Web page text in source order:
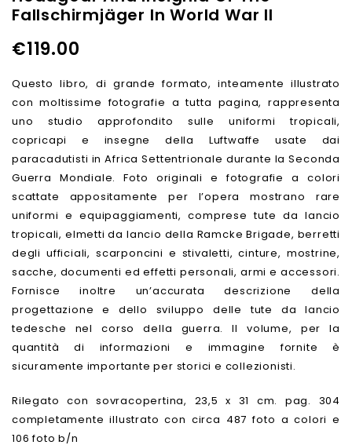
Fallschirmjäger In World War II
€119.00
Questo libro, di grande formato, inteamente illustrato
con moltissime fotografie a tutta pagina, rappresenta
uno studio approfondito sulle uniformi tropicali,
copricapi e insegne della Luftwaffe usate dai
paracadutisti in Africa Settentrionale durante la Seconda
Guerra Mondiale. Foto originali e fotografie a colori
scattate appositamente per l’opera mostrano rare
uniformi e equipaggiamenti, comprese tute da lancio
tropicali, elmetti da lancio della Ramcke Brigade, berretti
degli ufficiali, scarponcini e stivaletti, cinture, mostrine,
sacche, documenti ed effetti personali, armi e accessori.
Fornisce inoltre un’accurata descrizione della
progettazione e dello sviluppo delle tute da lancio
tedesche nel corso della guerra. Il volume, per la
quantità di informazioni e immagine fornite è
sicuramente importante per storici e collezionisti.
Rilegato con sovracopertina, 23,5 x 31 cm. pag. 304
completamente illustrato con circa 487 foto a colori e
106 foto b/n